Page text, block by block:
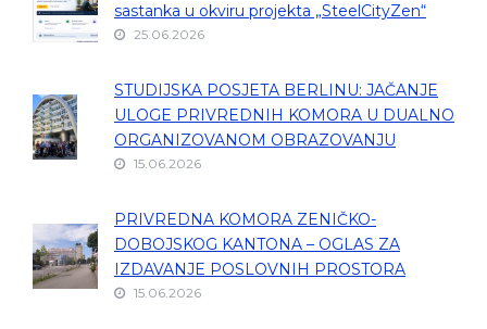
sastanka u okviru projekta „SteelCityZen“
25.06.2026
STUDIJSKA POSJETA BERLINU: JAČANJE
ULOGE PRIVREDNIH KOMORA U DUALNO
ORGANIZOVANOM OBRAZOVANJU
15.06.2026
PRIVREDNA KOMORA ZENIČKO-
DOBOJSKOG KANTONA – OGLAS ZA
IZDAVANJE POSLOVNIH PROSTORA
15.06.2026